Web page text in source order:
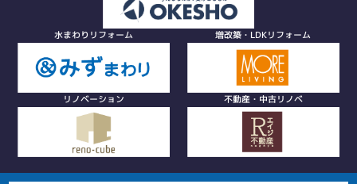
水まわりリフォーム 増改築・LDKリフォーム
リノベーション 不動産・中古リノベ